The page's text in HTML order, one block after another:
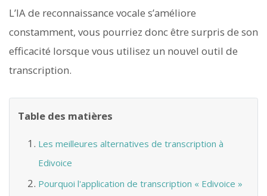
L’IA de reconnaissance vocale s’améliore
constamment, vous pourriez donc être surpris de son
efficacité lorsque vous utilisez un nouvel outil de
transcription.
Table des matières
Les meilleures alternatives de transcription à
Edivoice
Pourquoi l'application de transcription « Edivoice »